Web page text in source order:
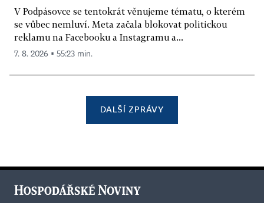
V Podpásovce se tentokrát věnujeme tématu, o kterém
se vůbec nemluví. Meta začala blokovat politickou
reklamu na Facebooku a Instagramu a...
7. 8. 2026 ▪ 55:23 min.
DALŠÍ ZPRÁVY